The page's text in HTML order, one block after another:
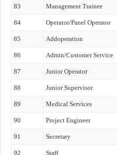
83 Management Trainee
84 Operator/Panel Operator
85 Addoperation
86 Admin/Customer Service
87 Junior Operator
88 Junior Supervisor
89 Medical Services
90 Project Engineer
91 Secretary
92 Staff